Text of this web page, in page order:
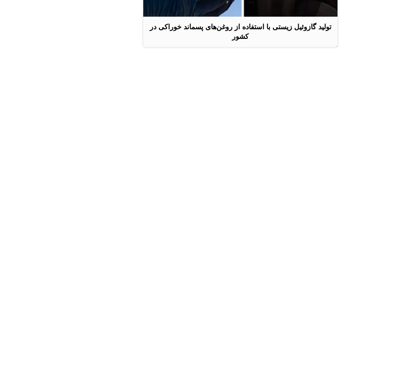
تولید گازوئیل زیستی با استفاده از روغن‌های پسماند خوراکی در
کشور